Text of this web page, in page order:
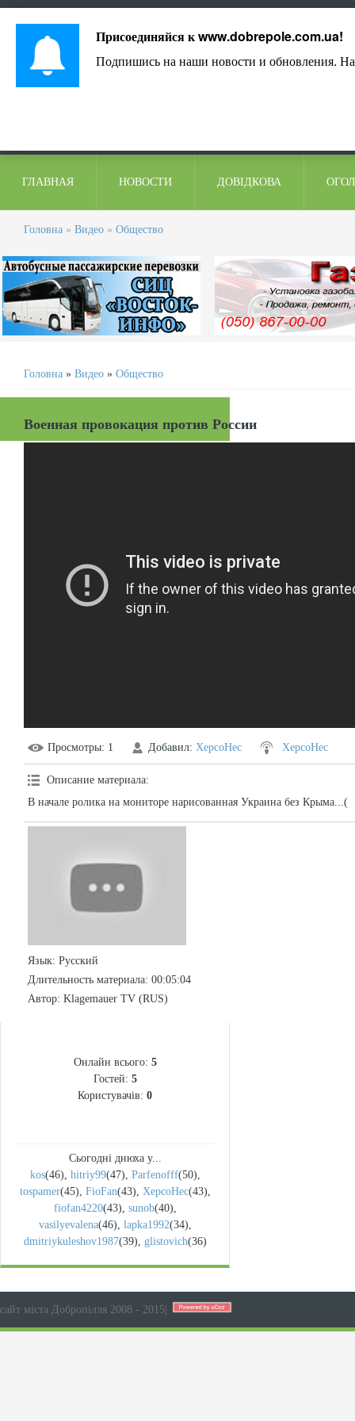
ГЛАВНАЯ НОВОСТИ ДОВІДКОВА
Головна » Видео » Общество
Головна » Видео » Общество
Военная провокация против России
Просмотры: 1 Добавил: XepcoHec XepcoHec
Описание материала:
В начале ролика на мониторе нарисованная Украина без Крыма...(
Язык: Русский
Длительность материала: 00:05:04
Автор: Klagemauer TV (RUS)
Онлайн всього: 5
Гостей: 5
Користувачів: 0
Сьогодні днюха у...
kos(46), hitriy99(47), Parfenofff(50),
tospamer(45), FioFan(43), XepcoHec(43),
fiofan4220(43), sunob(40),
vasilyevalena(46), lapka1992(34),
dmitriykuleshov1987(39), glistovich(36)
сайт міста Добропілля 2008 - 2015
Присоединяйся кwww.dobrepole.com.ua!
Подпишись на наши новости и обновления.